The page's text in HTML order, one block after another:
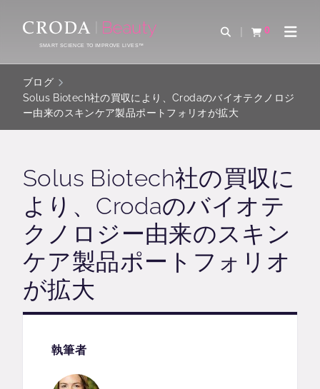
ン
キ
ー
ッ
SMART SCIENCE TO IMPROVE LIVES™
検索を開く
0
カートを確認す
ナビ
ブログ
Solus Biotech社の買収により、Crodaのバイオテクノロジ
ー由来のスキンケア製品ポートフォリオが拡大
Solus Biotech社の買収に
より、Crodaのバイオテ
クノロジー由来のスキン
ケア製品ポートフォリオ
が拡大
執筆者